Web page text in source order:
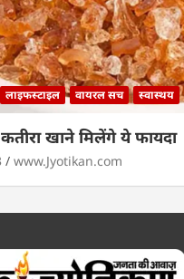
लाइफस्टाइल वायरल सच स्वास्थय
कतीरा खाने मिलेंगे ये फायदा
www.Jyotikan.com